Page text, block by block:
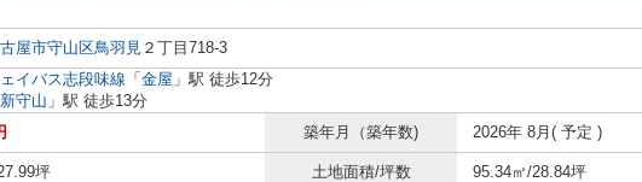
屋市守山区鳥羽見 ２丁目718-3
イバス志段味線 「 金屋 」駅 徒歩12分
新守山 」駅 徒歩13分
築年月（築年数) 2026年 8月( 予定 )
坪 土地面積/坪数 95.34㎡/28.84坪